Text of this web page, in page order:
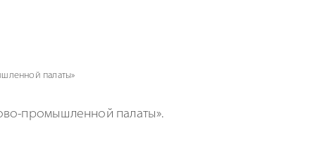
палаты»
промышленной палаты».